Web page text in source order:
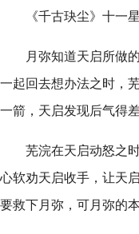
《千古玦尘》十一
月弥知道天启所做
一起回去想办法之时，
一箭，天启发现后气得
芜浣在天启动怒之
心软劝天启收手，让天
要救下月弥，可月弥的